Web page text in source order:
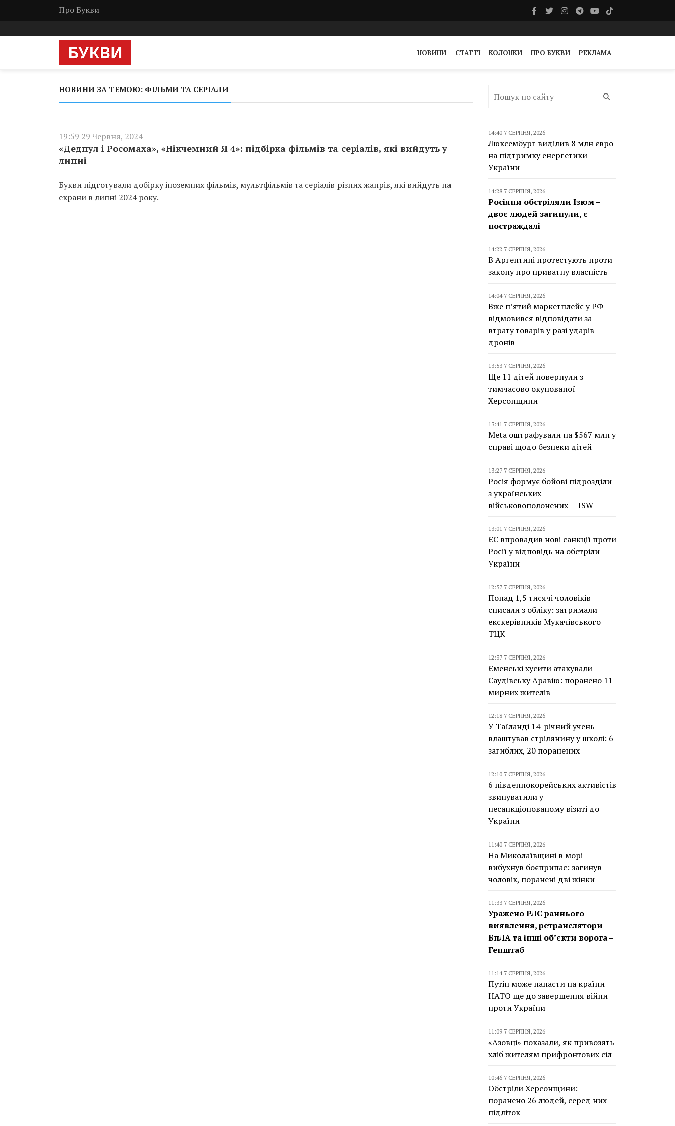
Про Букви
НОВИНИ СТАТТІ КОЛОНКИ ПРО БУКВИ РЕКЛАМА
НОВИНИ ЗА ТЕМОЮ: ФІЛЬМИ ТА СЕРІАЛИ
19:59 29 Червня, 2024
«Дедпул і Росомаха», «Нікчемний Я 4»: підбірка фільмів та серіалів, які вийдуть у
липні
Букви підготували добірку іноземних фільмів, мультфільмів та серіалів різних жанрів, які вийдуть на
екрани в липні 2024 року.
14:40 7 СЕРПНЯ, 2026
Люксембург виділив 8 млн євро
на підтримку енергетики
України
14:28 7 СЕРПНЯ, 2026
Росіяни обстріляли Ізюм –
двоє людей загинули, є
постраждалі
14:22 7 СЕРПНЯ, 2026
В Аргентині протестують проти
закону про приватну власність
14:04 7 СЕРПНЯ, 2026
Вже п’ятий маркетплейс у РФ
відмовився відповідати за
втрату товарів у разі ударів
дронів
13:53 7 СЕРПНЯ, 2026
Ще 11 дітей повернули з
тимчасово окупованої
Херсонщини
13:41 7 СЕРПНЯ, 2026
Meta оштрафували на $567 млн у
справі щодо безпеки дітей
13:27 7 СЕРПНЯ, 2026
Росія формує бойові підрозділи
з українських
військовополонених — ISW
13:01 7 СЕРПНЯ, 2026
ЄС впровадив нові санкції проти
Росії у відповідь на обстріли
України
12:57 7 СЕРПНЯ, 2026
Понад 1,5 тисячі чоловіків
списали з обліку: затримали
екскерівників Мукачівського
ТЦК
12:37 7 СЕРПНЯ, 2026
Єменські хусити атакували
Саудівську Аравію: поранено 11
мирних жителів
12:18 7 СЕРПНЯ, 2026
У Таїланді 14-річний учень
влаштував стрілянину у школі: 6
загиблих, 20 поранених
12:10 7 СЕРПНЯ, 2026
6 південнокорейських активістів
звинуватили у
несанкціонованому візиті до
України
11:40 7 СЕРПНЯ, 2026
На Миколаївщині в морі
вибухнув боєприпас: загинув
чоловік, поранені дві жінки
11:33 7 СЕРПНЯ, 2026
Уражено РЛС раннього
виявлення, ретранслятори
БпЛА та інші об’єкти ворога –
Генштаб
11:14 7 СЕРПНЯ, 2026
Путін може напасти на країни
НАТО ще до завершення війни
проти України
11:09 7 СЕРПНЯ, 2026
«Азовці» показали, як привозять
хліб жителям прифронтових сіл
10:46 7 СЕРПНЯ, 2026
Обстріли Херсонщини:
поранено 26 людей, серед них –
підліток